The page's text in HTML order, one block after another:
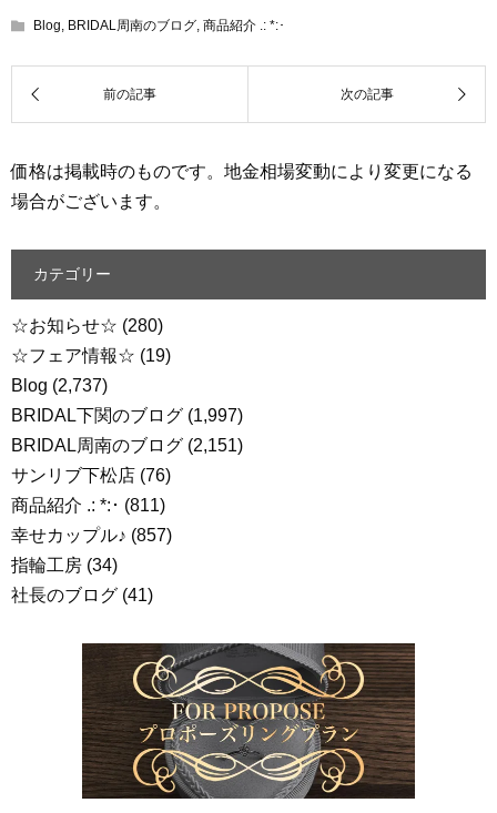
Blog, BRIDAL周南のブログ, 商品紹介 .: *:･
価格は掲載時のものです。地金相場変動により変更になる
場合がございます。
カテゴリー
☆お知らせ☆ (280)
☆フェア情報☆ (19)
Blog (2,737)
BRIDAL下関のブログ (1,997)
BRIDAL周南のブログ (2,151)
サンリブ下松店 (76)
商品紹介 .: *:･ (811)
幸せカップル♪ (857)
指輪工房 (34)
社長のブログ (41)